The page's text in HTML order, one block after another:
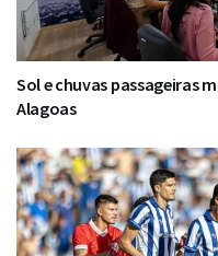
Sol e chuvas passageiras
Alagoas